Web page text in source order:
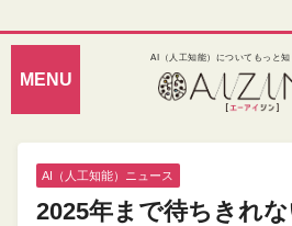
AI（人工知能）についてもっと
AI（人工知能）ニュース
2025年まで待ちきれ